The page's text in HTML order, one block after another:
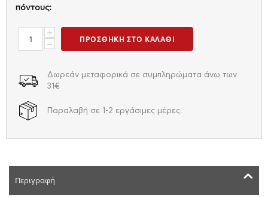
πόντους:
+
−
ΠΡΟΣΘΉΚΗ ΣΤΟ ΚΑΛΆΘΙ
Δωρεάν μεταφορικά σε συμπληρώματα άνω των
31€
Παραλαβή σε 1-2 εργάσιμες μέρες.
Περιγραφή